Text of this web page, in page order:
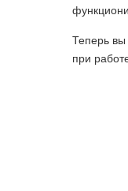
Теперь вы
при